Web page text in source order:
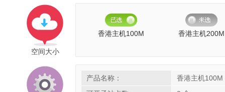
空间大小
香港主机100M 香港主机200M
产品名称：
香港主机100M